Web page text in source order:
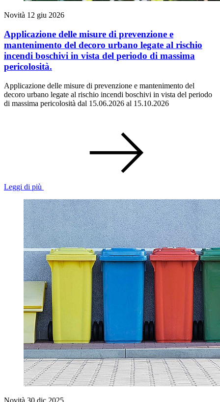
Novità 12 giu 2026
Applicazione delle misure di prevenzione e
mantenimento del decoro urbano legate al rischio
incendi boschivi in vista del periodo di massima
pericolosità.
Applicazione delle misure di prevenzione e mantenimento del
decoro urbano legate al rischio incendi boschivi in vista del periodo
di massima pericolosità dal 15.06.2026 al 15.10.2026
Leggi di più
Novità 30 dic 2025